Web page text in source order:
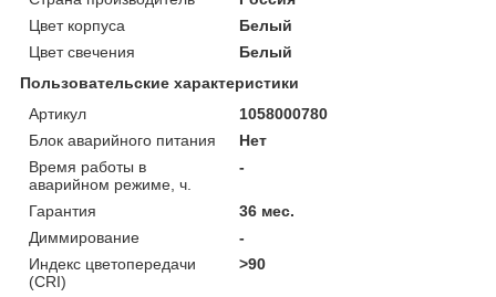
Цвет корпуса
Белый
Цвет свечения
Белый
Пользовательские характеристики
Артикул
1058000780
Блок аварийного питания
Нет
Время работы в
аварийном режиме, ч.
-
Гарантия
36 мес.
Диммирование
-
Индекс цветопередачи
(CRI)
>90